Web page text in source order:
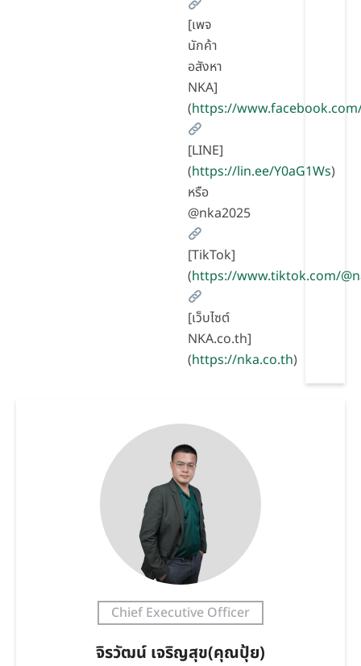
[เพจ
นักค้า
อสังหา
NKA]
(https://
[LINE]
(https://lin.ee/Y0aG1Ws)
หรือ
@nka2025
[TikTok]
(https://www.tiktok.com/
[เว็บไซต์
NKA.co.th]
(https://nka.co.th)
Chief Executive Officer
จิรวัฒน์ เจริญสุข(คุณปุ้ย)